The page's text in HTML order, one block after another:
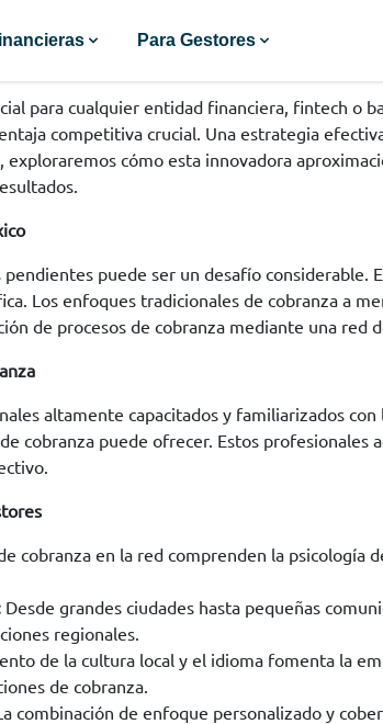
Para Gestores
para cualquier entidad financiera, fintech o
competitiva crucial. Una estrategia
exploraremos cómo esta innovadora
puede ser un desafío considerable.
Los enfoques tradicionales de cobranza a
de procesos de cobranza mediante una red
altamente capacitados y familiarizados
cobranza puede ofrecer. Estos
cobranza en la red comprenden la psicología
Desde grandes ciudades hasta pequeñas
regionales.
de la cultura local y el idioma fomenta la
de cobranza.
combinación de enfoque personalizado y